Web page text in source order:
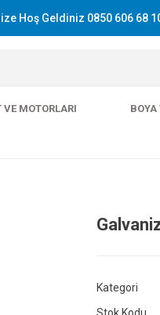
Hoş Geldiniz 0850 606 68
VE MOTORLARI
Kategori